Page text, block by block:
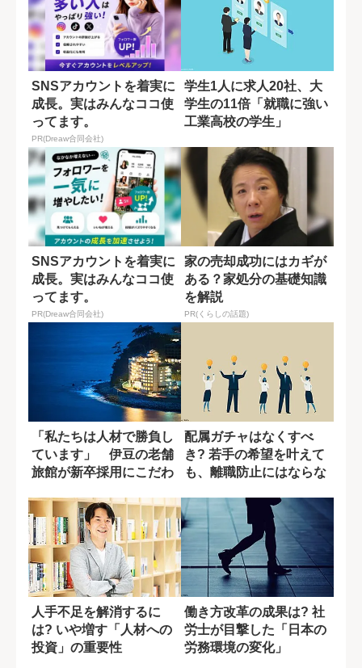
SNSアカウントを着実に
成長。実はみんなココ使
ってます。
PR(Dreaw合同会社)
学生1人に求人20社、大
学生の11倍「就職に強い
工業高校の学生」
SNSアカウントを着実に
成長。実はみんなココ使
ってます。
PR(Dreaw合同会社)
家の売却成功にはカギが
ある？家処分の基礎知識
を解説
PR(くらしの話題)
「私たちは人材で勝負し
ています」 伊豆の老舗
旅館が新卒採用にこだわ
配属ガチャはなくすべ
き? 若手の希望を叶えて
も、離職防止にはならな
人手不足を解消するに
は? いや増す「人材への
投資」の重要性
働き方改革の成果は? 社
労士が目撃した「日本の
労務環境の変化」